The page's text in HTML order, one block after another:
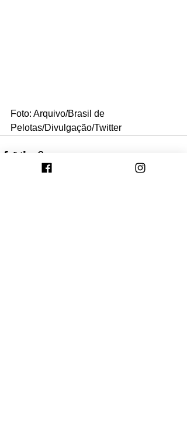
Foto: Arquivo/Brasil de
Pelotas/Divulgação/Twitter